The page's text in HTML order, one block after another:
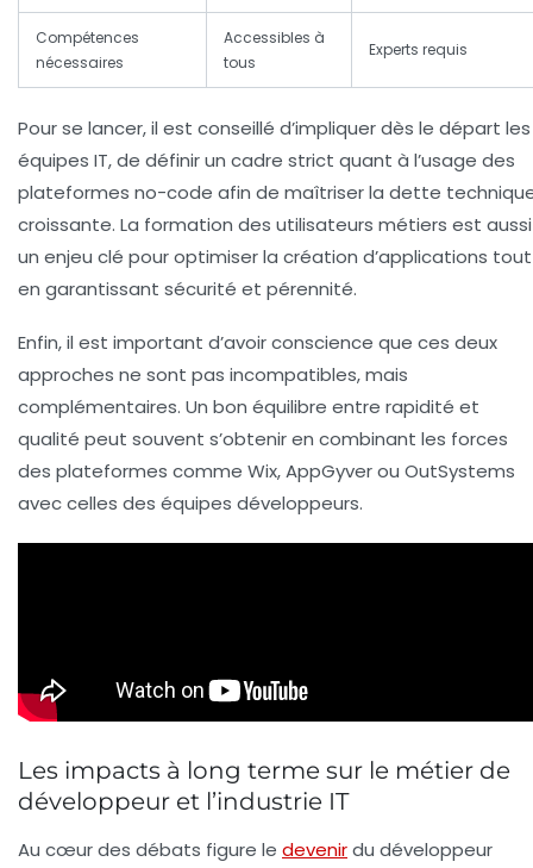
Compétences
nécessaires
Accessibles à
tous
Experts requis
Pour se lancer, il est conseillé d’impliquer dès le départ les
équipes IT, de définir un cadre strict quant à l’usage des
plateformes no-code afin de maîtriser la dette
croissante. La formation des utilisateurs métiers est aussi
un enjeu clé pour optimiser la création d’applications tout
en garantissant sécurité et pérennité.
Enfin, il est important d’avoir conscience que ces deux
approches ne sont pas incompatibles, mais
complémentaires. Un bon équilibre entre rapidité et
qualité peut souvent s’obtenir en combinant les forces
des plateformes comme Wix, AppGyver ou OutSystems
avec celles des équipes développeurs.
Les impacts à long terme sur le métier de
développeur et l’industrie IT
Au cœur des débats figure le devenirdu développeur